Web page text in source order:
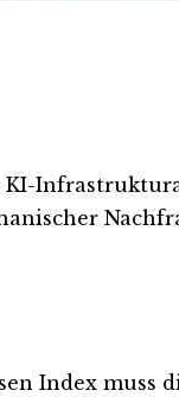
KI-
Index muss